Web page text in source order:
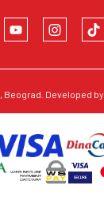
, Beograd. Developed by